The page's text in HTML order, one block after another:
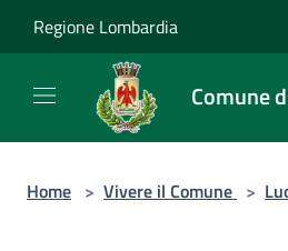
Regione Lombardia
Comune
Home > Vivere il Comune >